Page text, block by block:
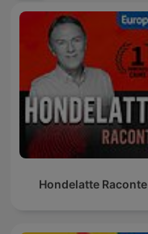
Hondelatte Raconte